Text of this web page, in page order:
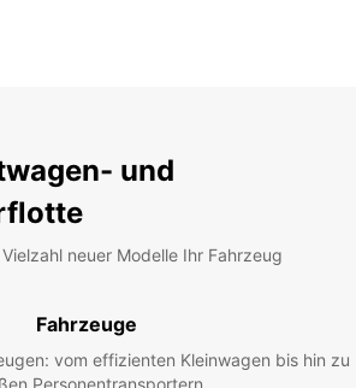
und
neuer Modelle Ihr Fahrzeug
Fahrzeuge
vom effizienten Kleinwagen bis hin zu
Personentransportern